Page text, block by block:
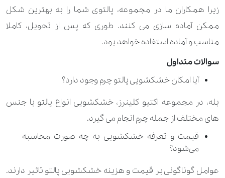
پرده ساتن با آستر (متر مربع) 60.000 تومان 100.000 تومان
پرده ساتن بدون آستر (متر مربع) 50.000 تومان 90.000 تومان
روبالشتی
روبدوشامبر 230.000 تومان 630.000 تومان
رومیزی بیش از 6 نفر
رومیزی ترمه کوچک 280.000 تومان 490.000 تومان
زیرا همکاران ما در مجموعه، پالتوی شما را به بهترین شکل
ممکن آماده سازی می کنند. طوری که پس از تحویل، کاملا
مناسب و آماده استفاده خواهد بود.
سوالات متداول
آیا امکان خشکشویی پالتو چرم وجود دارد؟
بله، در مجموعه اکتیو کلینرز، خشکشویی انواع پالتو با جنس
های مختلف از جمله چرم انجام می گیرد.
قیمت و تعرفه خشکشویی به چه صورت محاسبه
می‌شود؟
عوامل گوناگونی بر قیمت و هزینه خشکشویی پالتو تاثیر دارند.